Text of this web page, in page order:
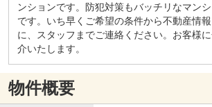
ンションです。防犯対策もバッチリなマン
です。いち早くご希望の条件から不動産情
に、スタッフまでご連絡ください。お客様
介いたします。
物件概要